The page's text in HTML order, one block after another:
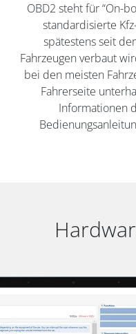
OBD2 steht für “On-
standardisierte
spätestens seit
Fahrzeugen verbaut
bei den meisten
Fahrerseite
Informationen